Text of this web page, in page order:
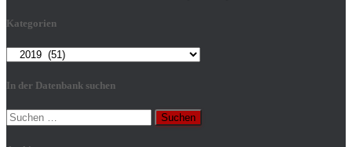
Kategorien
Kategorien
In der Datenbank suchen
Suchen
nach: